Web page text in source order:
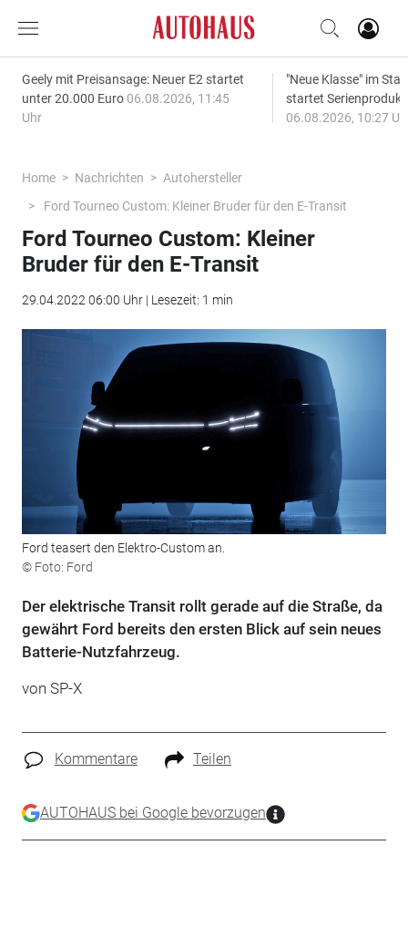
Geely mit Preisansage: Neuer E2 startet
unter 20.000 Euro 06.08.2026, 11:45
Uhr
"Neue Klasse" im
startet
06.08.2026, 10:27
Home Nachrichten
Autohersteller
Ford Tourneo Custom: Kleiner Bruder für den E-Transit
Ford Tourneo Custom: Kleiner
Bruder für den E-Transit
29.04.2022 06:00 Uhr | Lesezeit: 1 min
Ford teasert den Elektro-Custom an.
© Foto: Ford
Der elektrische Transit rollt gerade auf die Straße, da
gewährt Ford bereits den ersten Blick auf sein neues
Batterie-Nutzfahrzeug.
von SP-X
Kommentare Teilen
AUTOHAUS bei Google bevorzugen